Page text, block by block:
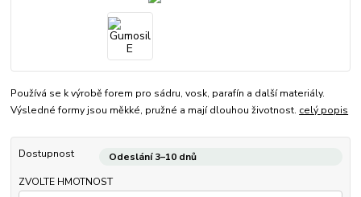
Používá se k výrobě forem pro sádru, vosk, parafín a další materiály.
Výsledné formy jsou měkké, pružné a mají dlouhou životnost. celý popis
Dostupnost
Odeslání 3–10 dnů
ZVOLTE HMOTNOST